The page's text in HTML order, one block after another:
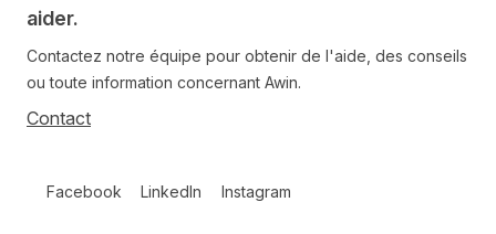
aider.
Contactez notre équipe pour obtenir de l'aide, des conseils
ou toute information concernant Awin.
Contact
Facebook LinkedIn Instagram